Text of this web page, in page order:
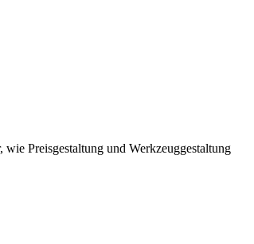
Preisgestaltung und Werkzeuggestaltung